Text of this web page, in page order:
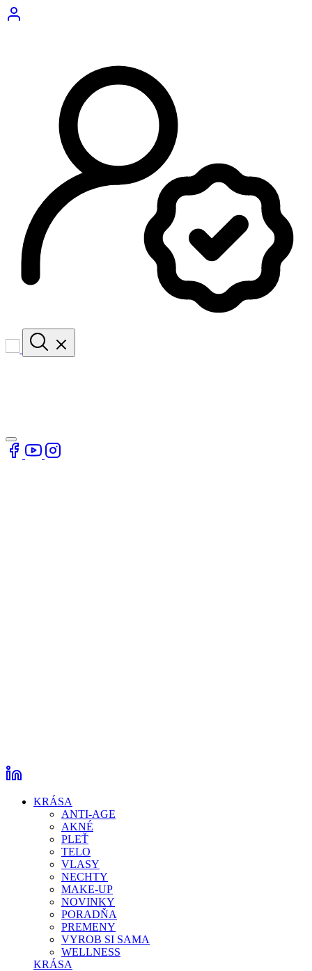
KRÁSA
ANTI-AGE
AKNÉ
PLEŤ
TELO
VLASY
NECHTY
MAKE-UP
NOVINKY
PORADŇA
PREMENY
VYROB SI SAMA
WELLNESS
KRÁSA